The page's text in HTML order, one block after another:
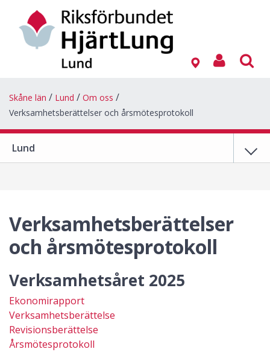
Skåne län Lund
Om oss
Verksamhetsberättelser och årsmötesprotokoll
Lund
Verksamhetsberättelser
och årsmötesprotokoll
Verksamhetsåret 2025
Ekonomirapport
Verksamhetsberättelse
Revisionsberättelse
Årsmötesprotokoll